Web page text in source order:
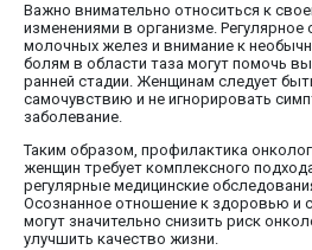
Важно внимательно относиться к
изменениями в организме.
молочных желез и внимание к
болям в области таза могут помочь
ранней стадии. Женщинам следует
самочувствию и не игнорировать
заболевание.
Таким образом, профилактика
женщин требует комплексного
регулярные медицинские
Осознанное отношение к здоровью и
могут значительно снизить риск
улучшить качество жизни.